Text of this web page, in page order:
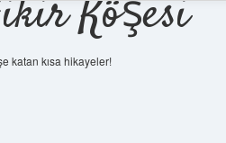
Köşesi
katan kısa hikayeler!